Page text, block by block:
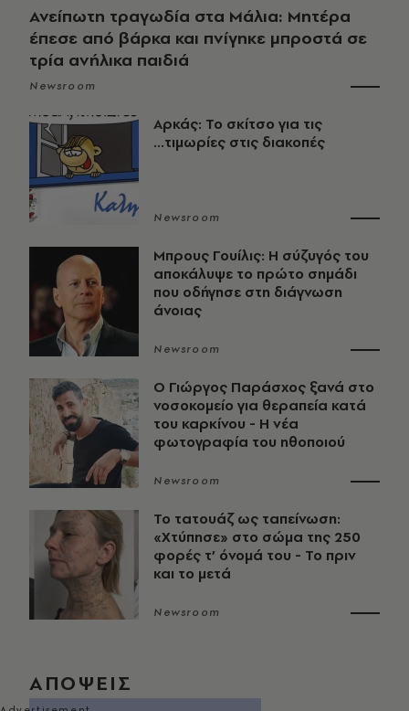
Ανείπωτη τραγωδία στα Μάλια: Μητέρα
έπεσε από βάρκα και πνίγηκε μπροστά σε
τρία ανήλικα παιδιά
Newsroom
Αρκάς: Το σκίτσο για τις
...τιμωρίες στις διακοπές
Newsroom
Μπρους Γουίλις: Η σύζυγός του
αποκάλυψε το πρώτο σημάδι
που οδήγησε στη διάγνωση
άνοιας
Newsroom
O Γιώργος Παράσχος ξανά στο
νοσοκομείο για θεραπεία κατά
του καρκίνου - Η νέα
φωτογραφία του ηθοποιού
Newsroom
Το τατουάζ ως ταπείνωση:
«Χτύπησε» στο σώμα της 250
φορές τ’ όνομά του - Το πριν
και το μετά
Newsroom
ΑΠΟΨΕΙΣ